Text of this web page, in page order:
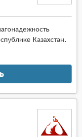
Казахстан.